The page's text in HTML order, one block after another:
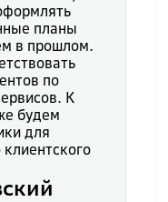
планы
в прошлом.
по
К
будем
для